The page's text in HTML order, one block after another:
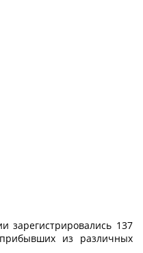
зарегистрировались 137
из различных